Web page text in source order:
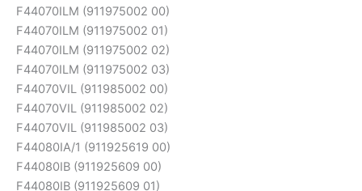
F44070ILM (911975002 00)
F44070ILM (911975002 01)
F44070ILM (911975002 02)
F44070ILM (911975002 03)
F44070VIL (911985002 00)
F44070VIL (911985002 02)
F44070VIL (911985002 03)
F44080IA/1 (911925619 00)
F44080IB (911925609 00)
F44080IB (911925609 01)